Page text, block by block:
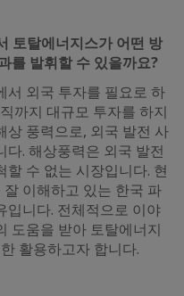
토탈에너지스가 어떤 방
를 발휘할 수 있을까요?
서 외국 투자를 필요로 하
까지 대규모 투자를 하지
상 풍력으로, 외국 발전 사
. 해상풍력은 외국 발전
수 없는 시장입니다. 현
이해하고 있는 한국 파
입니다. 전체적으로 이야
도움을 받아 토탈에너지
활용하고자 합니다.